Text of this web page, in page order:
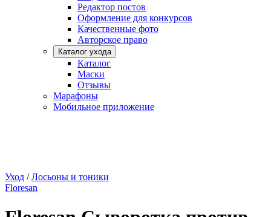
Редактор постов
Оформление для конкурсов
Качественные фото
Авторское право
Каталог ухода
Каталог
Маски
Отзывы
Марафоны
Мобильное приложение
Уход /Лосьоны и тоники
Floresan